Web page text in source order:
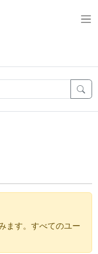
ます。すべてのユー